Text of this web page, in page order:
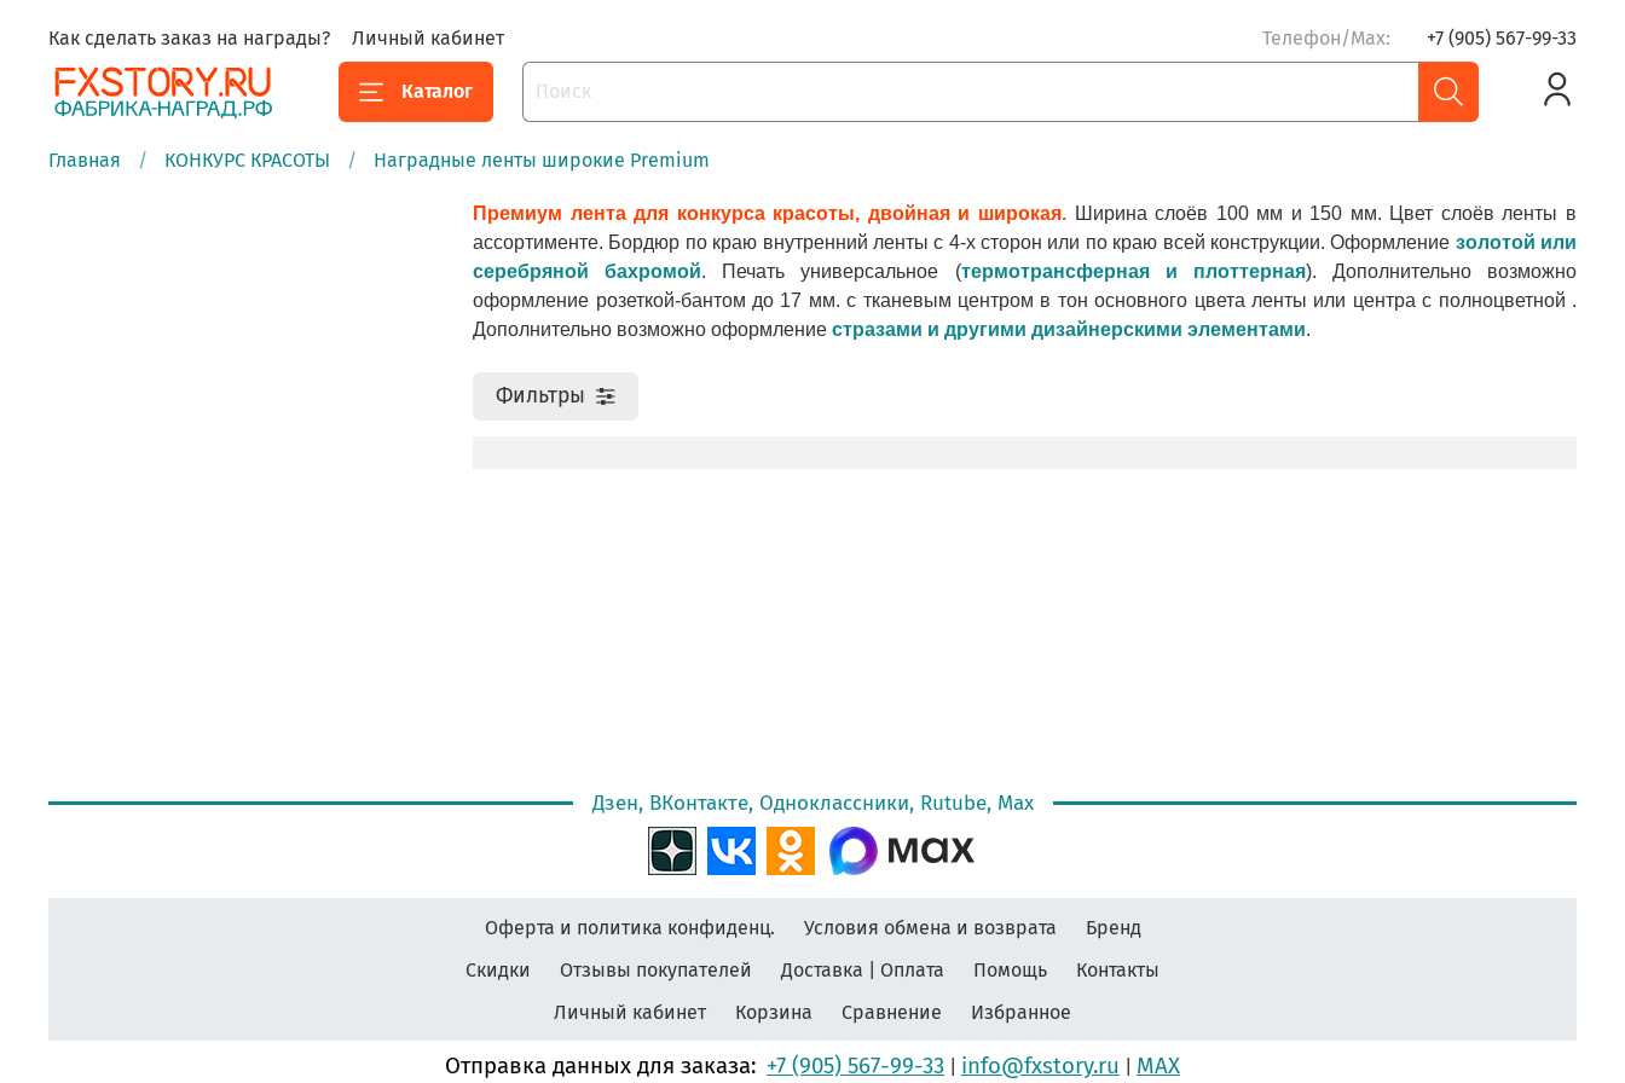
Как сделать заказ на награды? Личный кабинет Телефон/Max: +7 (905) 567-99-33
Каталог
Главная КОНКУРС КРАСОТЫ Наградные ленты широкие Premium
Премиум лента для конкурса красоты, двойная и широкая.Ширина слоёв 100 мм и 150 мм. Цвет слоёв ленты в
ассортименте. Бордюр по краю внутренний ленты с 4-х сторон или по краю всей конструкции. Оформление золотой или
серебряной бахромой. Печать универсальное (термотрансферная и плоттерная). Дополнительно возможно
оформление розеткой-бантом до 17 мм. с тканевым центром в тон основного цвета ленты или центра с полноцветной .
Дополнительно возможно оформлениестразами и другими дизайнерскими элементами.
Фильтры
Дзен, ВКонтакте, Одноклассники, Rutube, Max
Оферта и политика конфиденц. Условия обмена и возврата
Бренд
Скидки
Отзывы покупателей Доставка | Оплата Помощь
Контакты
Личный кабинет
Корзина Сравнение Избранное
Отправка данных для заказа: +7 (905) 567-99-33 info@fxstory.ru MAX